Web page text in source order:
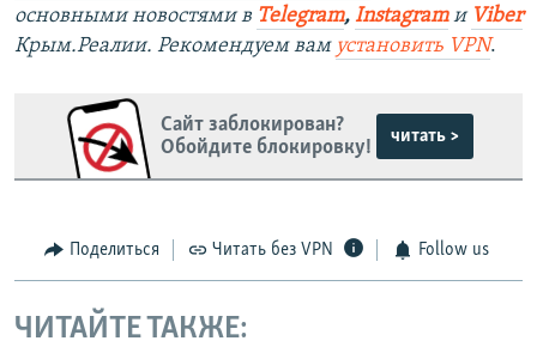
основными новостями в Telegram, Instagramи Viber
Крым.Реалии. Рекомендуем вам установить VPN.
Сайт заблокирован?
Обойдите блокировку!
читать >
Поделиться Читать без VPN Follow us
ЧИТАЙТЕ ТАКЖЕ: